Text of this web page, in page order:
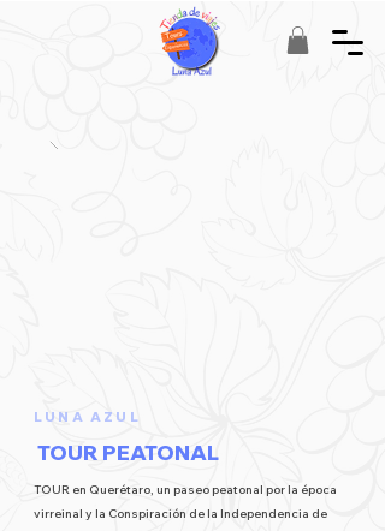
LUNA AZUL
TOUR PEATONAL
TOUR en Querétaro, un paseo peatonal por la época
virreinal y la Conspiración de la Independencia de